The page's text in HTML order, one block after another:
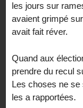
les jours sur
avaient grimpé
avait fait réver.
Quand aux
prendre du recul
Les choses ne
les a rapportées.